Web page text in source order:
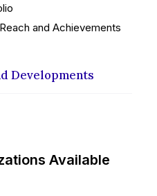
and Achievements
Developments
Available